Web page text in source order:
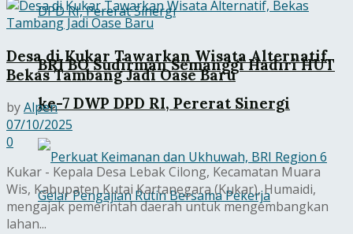
BRI BO Sudirman Semanggi Hadiri HUT
ke-7 DWP DPD RI, Pererat Sinergi
Desa di Kukar Tawarkan Wisata Alternatif,
Bekas Tambang Jadi Oase Baru
byAlpen
07/10/2025
0
Kukar - Kepala Desa Lebak Cilong, Kecamatan Muara
Wis, Kabupaten Kutai Kartanegara (Kukar), Humaidi,
mengajak pemerintah daerah untuk mengembangkan
lahan...